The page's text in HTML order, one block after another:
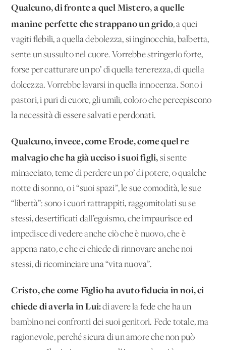
Qualcuno, di fronte a quel Mistero, a quelle
manine perfette che strappano un grido, a quei
vagiti flebili, a quella debolezza, si inginocchia, balbetta,
sente un sussulto nel cuore. Vorrebbe stringerlo forte,
forse per catturare un po’ di quella tenerezza, di quella
dolcezza. Vorrebbe lavarsi in quella innocenza. Sono i
pastori, i puri di cuore, gli umili, coloro che percepiscono
la necessità di essere salvati e perdonati.
Qualcuno, invece, come Erode, come quel re
malvagio che ha già ucciso i suoi figli, si sente
minacciato, teme di perdere un po’ di potere, o qualche
notte di sonno, o i “suoi spazi”, le sue comodità, le sue
“libertà”: sono i cuori rattrappiti, raggomitolati su se
stessi, desertificati dall’egoismo, che impaurisce ed
impedisce di vedere anche ciò che è nuovo, che è
appena nato, e che ci chiede di rinnovare anche noi
stessi, di ricominciare una “vita nuova”.
Cristo, che come Figlio ha avuto fiducia in noi, ci
chiede di averla in Lui:di avere la fede che ha un
bambino nei confronti dei suoi genitori. Fede totale, ma
ragionevole, perché sicura di un amore che non può